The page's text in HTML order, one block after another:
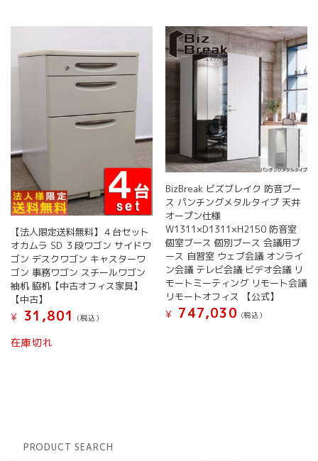
【法人限定送料無料】４台セット
オカムラ SD ３段ワゴン サイドワ
ゴン デスクワゴン キャスターワ
ゴン 事務ワゴン スチールワゴン
袖机 脇机【中古オフィス家具】
【中古】
¥
31,801 (税込）
在庫切れ
BizBreak ビズブレイク 防音ブー
ス パンチングメタルタイプ 天井
オープン仕様
W1311×D1311×H2150 防音室
個室ブース 個別ブース 会議用ブ
ース 自習室 ウェブ会議 オンライ
ン会議 テレビ会議 ビデオ会議 リ
モートミーティング リモート会議
リモートオフィス 【公式】
¥
747,030 (税込）
PRODUCT SEARCH